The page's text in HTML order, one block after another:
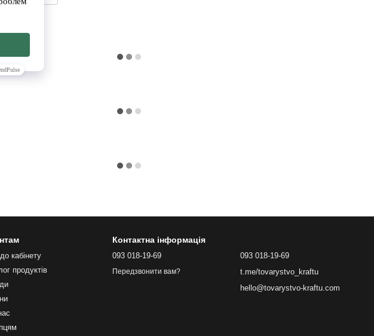
кабінету
продуктів
Контактна інформація
093 018-19-69
Передзвонити вам?
093 018-19-69
t.me/tovarystvo_kraftu
hello@tovarystvo-kraftu.com